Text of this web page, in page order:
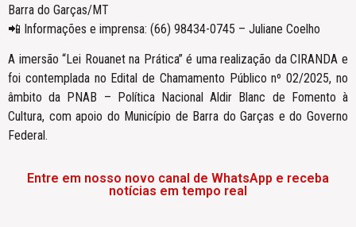
Barra do Garças/MT
📲 Informações e imprensa: (66) 98434-0745 – Juliane Coelho
A imersão “Lei Rouanet na Prática” é uma realização da CIRANDA e
foi contemplada no Edital de Chamamento Público nº 02/2025, no
âmbito da PNAB – Política Nacional Aldir Blanc de Fomento à
Cultura, com apoio do Município de Barra do Garças e do Governo
Federal.
Entre em nosso novo canal de WhatsApp e receba
notícias em tempo real